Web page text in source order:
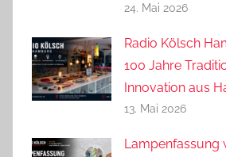
24. Mai 2026
Radio Kölsch
100 Jahre
Innovation aus
13. Mai 2026
Lampenfassung